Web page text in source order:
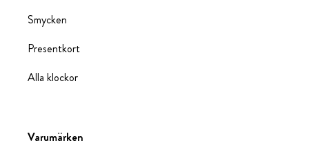
Smycken
Presentkort
Alla klockor
Varumärken